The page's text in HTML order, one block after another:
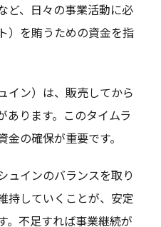
ど、日々の事業活動に必
）を賄うための資金を指
イン）は、販売してから
あります。このタイムラ
の確保が重要です。
ュインのバランスを取り
持していくことが、安定
。不足すれば事業継続が